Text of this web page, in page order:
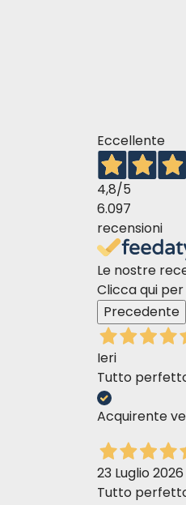
Eccellente
4,8/5
6.097
recensioni
Le nostre
Clicca qui
Precedente
Ieri
Tutto
Acquirente
23 Luglio 2026
Tutto